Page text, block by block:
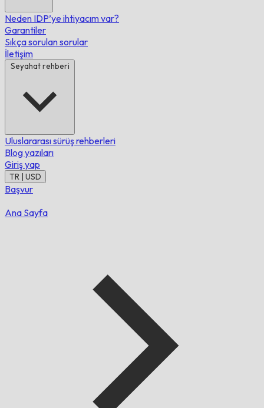
Neden IDP’ye ihtiyacım var?
Garantiler
Sıkça sorulan sorular
İletişim
Seyahat rehberi
Uluslararası sürüş rehberleri
Blog yazıları
Giriş yap
TR | USD
Başvur
Ana Sayfa